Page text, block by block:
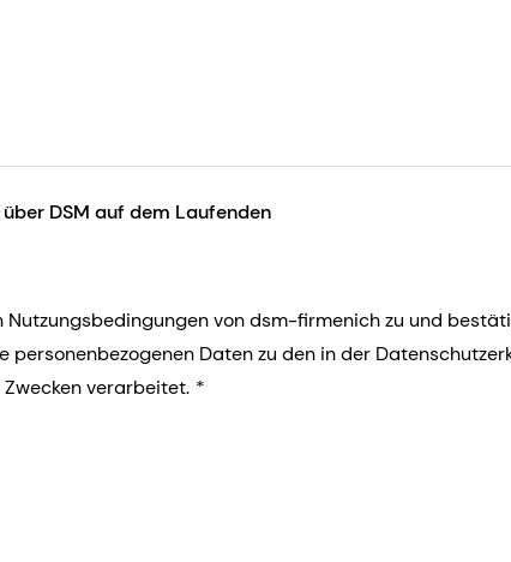
DSM auf dem Laufenden
Nutzungsbedingungen von dsm-firmenich zu und
personenbezogenen Daten zu den in der
verarbeitet.